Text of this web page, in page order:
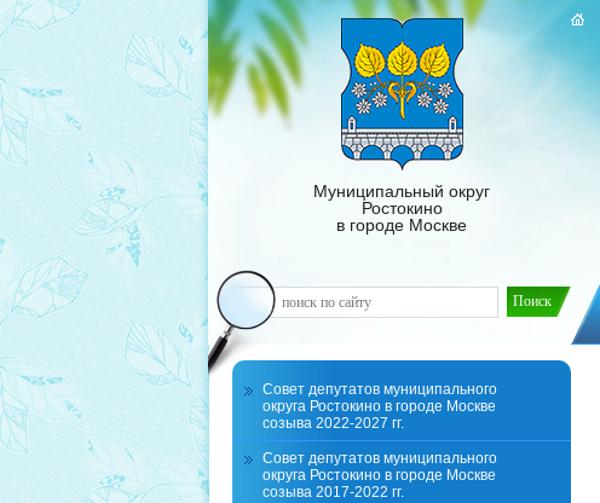
Муниципальный округ
Ростокино
в городе Москве
Совет депутатов муниципального
округа Ростокино в городе Москве
созыва 2022-2027 гг.
Совет депутатов муниципального
округа Ростокино в городе Москве
созыва 2017-2022 гг.